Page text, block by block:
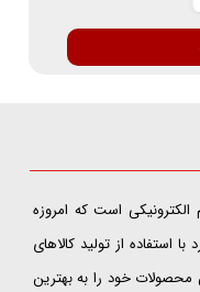
است که امروزه
استفاده از تولید کالاهای
خود را به بهترین